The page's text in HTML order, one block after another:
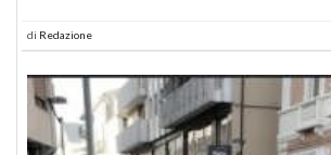
di Redazione